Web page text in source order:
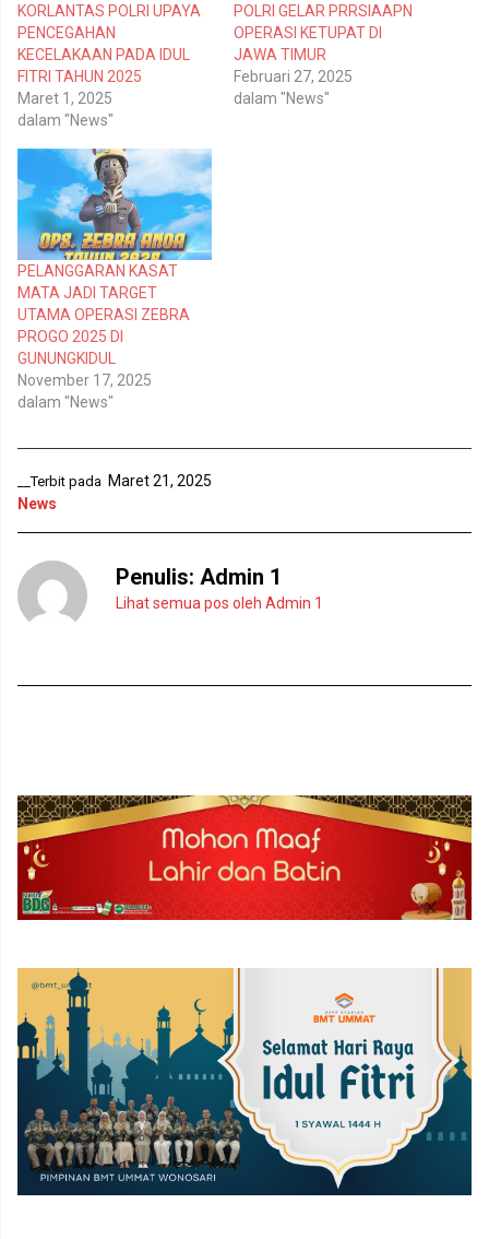
T
w
i
t
t
e
r
M
m
u
k
a
d
i
j
e
n
d
e
l
a
y
a
n
g
b
u
i
F
a
c
e
b
o
o
M
e
m
b
u
k
a
d
i
j
e
n
d
e
a
y
a
a
u
KORLANTAS POLRI UPAYA
PENCEGAHAN
KECELAKAAN PADA IDUL
FITRI TAHUN 2025
Maret 1, 2025
dalam "News"
POLRI GELAR PRRSIAAPN
OPERASI KETUPAT DI
JAWA TIMUR
Februari 27, 2025
dalam "News"
PELANGGARAN KASAT
MATA JADI TARGET
UTAMA OPERASI ZEBRA
PROGO 2025 DI
GUNUNGKIDUL
November 17, 2025
dalam "News"
__Terbit pada Maret 21, 2025
News
Penulis: Admin 1
Lihat semua pos oleh Admin 1